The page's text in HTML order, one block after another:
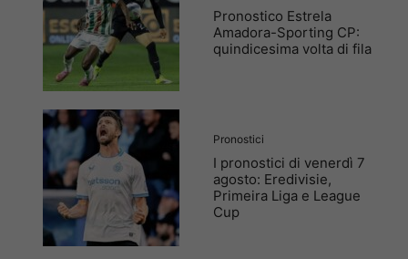
Pronostico Estrela
Amadora-Sporting CP:
quindicesima volta di fila
Pronostici
I pronostici di venerdì 7
agosto: Eredivisie,
Primeira Liga e League
Cup